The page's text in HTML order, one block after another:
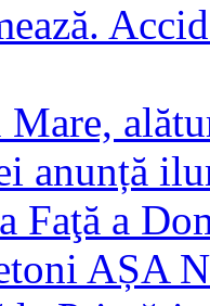
anunță
Faţă a
AȘA